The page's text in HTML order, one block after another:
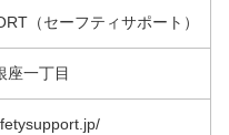
（セーフティサポート）
座一丁目